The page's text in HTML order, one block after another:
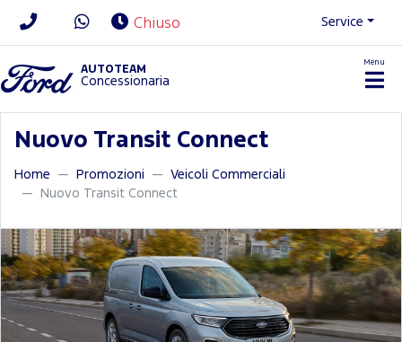
Chiuso Service
AUTOTEAM
Concessionaria
Menu
Nuovo Transit Connect
Home Promozioni
Veicoli Commerciali
Nuovo Transit Connect